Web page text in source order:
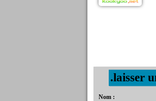
.laisser
Nom :